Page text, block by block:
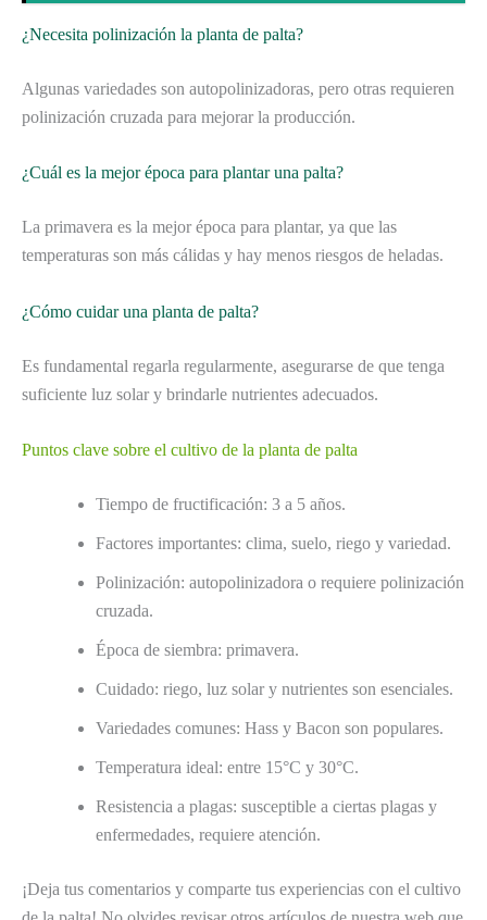
¿Necesita polinización la planta de palta?
Algunas variedades son autopolinizadoras, pero otras requieren
polinización cruzada para mejorar la producción.
¿Cuál es la mejor época para plantar una palta?
La primavera es la mejor época para plantar, ya que las
temperaturas son más cálidas y hay menos riesgos de heladas.
¿Cómo cuidar una planta de palta?
Es fundamental regarla regularmente, asegurarse de que tenga
suficiente luz solar y brindarle nutrientes adecuados.
Puntos clave sobre el cultivo de la planta de palta
Tiempo de fructificación: 3 a 5 años.
Factores importantes: clima, suelo, riego y variedad.
Polinización: autopolinizadora o requiere polinización
cruzada.
Época de siembra: primavera.
Cuidado: riego, luz solar y nutrientes son esenciales.
Variedades comunes: Hass y Bacon son populares.
Temperatura ideal: entre 15°C y 30°C.
Resistencia a plagas: susceptible a ciertas plagas y
enfermedades, requiere atención.
¡Deja tus comentarios y comparte tus experiencias con el cultivo